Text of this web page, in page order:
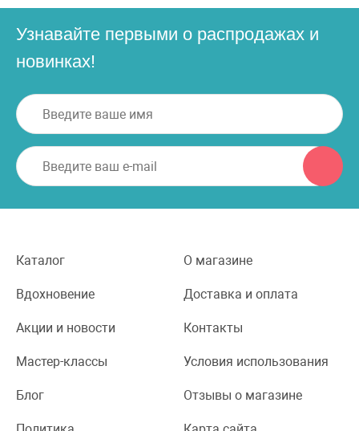
Узнавайте первыми о распродажах и
новинках!
Каталог О магазине
Вдохновение Доставка и оплата
Акции и новости Контакты
Мастер-классы Условия использования
Блог Отзывы о магазине